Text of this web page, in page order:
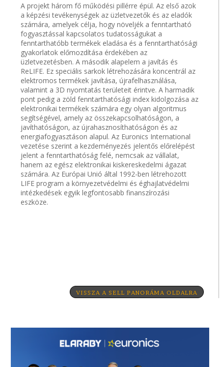
A projekt három fő működési pillérre épül. Az első azok
a képzési tevékenységek az üzletvezetők és az eladók
számára, amelyek célja, hogy növeljék a fenntartható
fogyasztással kapcsolatos tudatosságukat a
fenntarthatóbb termékek eladása és a fenntarthatósági
gyakorlatok előmozdítása érdekében az
üzletvezetésben. A második alapelem a javítás és
ReLIFE. Ez speciális sarkok létrehozására koncentrál az
elektromos termékek javítása, újrafelhasználása,
valamint a 3D nyomtatás területeit érintve. A harmadik
pont pedig a zöld fenntarthatósági index kidolgozása az
elektronikai termékek számára egy olyan algoritmus
segítségével, amely az összekapcsolhatóságon, a
javíthatóságon, az újrahasznosíthatóságon és az
energiafogyasztáson alapul. Az Euronics International
vezetése szerint a kezdeményezés jelentős előrelépést
jelent a fenntarthatóság felé, nemcsak az vállalat,
hanem az egész elektronikai kiskereskedelmi ágazat
számára. Az Európai Unió által 1992-ben létrehozott
LIFE program a környezetvédelmi és éghajlatvédelmi
intézkedések egyik legfontosabb finanszírozási
eszköze.
VISSZA A SELL PANORÁMA OLDALRA